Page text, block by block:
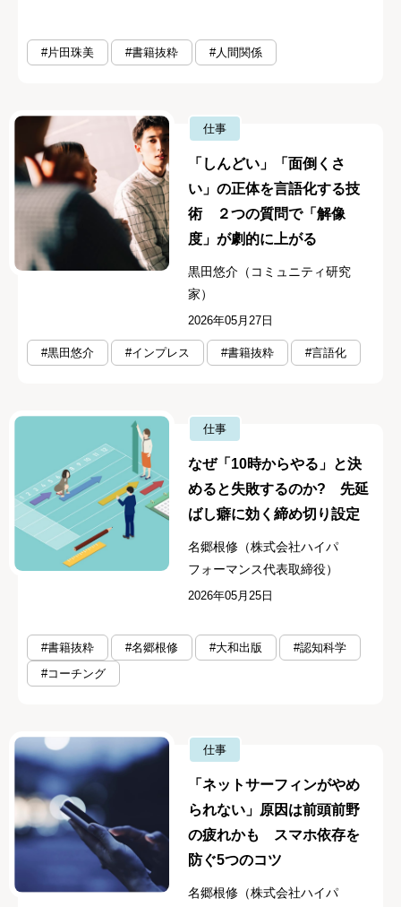
#片田珠美 #書籍抜粋 #人間関係
仕事
「しんどい」「面倒くさ
い」の正体を言語化する技
術 ２つの質問で「解像
度」が劇的に上がる
黒田悠介（コミュニティ研究
家）
2026年05月27日
#黒田悠介 #インプレス #書籍抜粋 #言語化
仕事
なぜ「10時からやる」と決
めると失敗するのか? 先延
ばし癖に効く締め切り設定
名郷根修（株式会社ハイパ
フォーマンス代表取締役）
2026年05月25日
#書籍抜粋 #名郷根修 #大和出版
#認知科学
#コーチング
仕事
「ネットサーフィンがやめ
られない」原因は前頭前野
の疲れかも スマホ依存を
防ぐ5つのコツ
名郷根修（株式会社ハイパ